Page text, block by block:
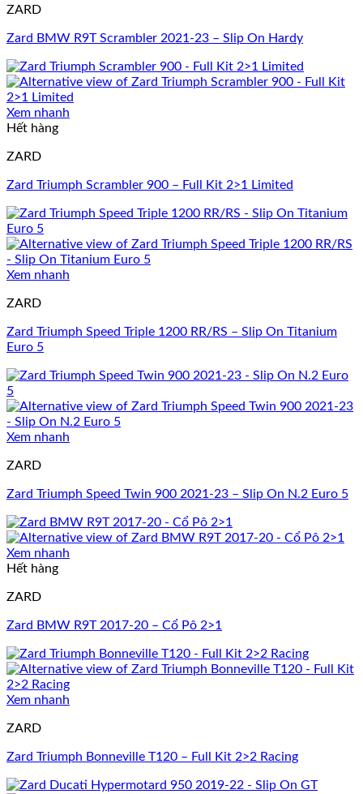
ZARD
Zard BMW R9T Scrambler 2021-23 – Slip On Hardy
Xem nhanh
Hết hàng
ZARD
Zard Triumph Scrambler 900 – Full Kit 2>1 Limited
Xem nhanh
ZARD
Zard Triumph Speed Triple 1200 RR/RS – Slip On Titanium
Euro 5
Xem nhanh
ZARD
Zard Triumph Speed Twin 900 2021-23 – Slip On N.2 Euro 5
Xem nhanh
Hết hàng
ZARD
Zard BMW R9T 2017-20 – Cổ Pô 2>1
Xem nhanh
ZARD
Zard Triumph Bonneville T120 – Full Kit 2>2 Racing